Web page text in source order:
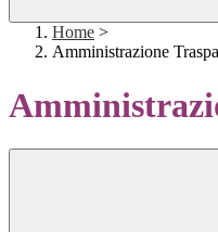
Home >
Amministrazione